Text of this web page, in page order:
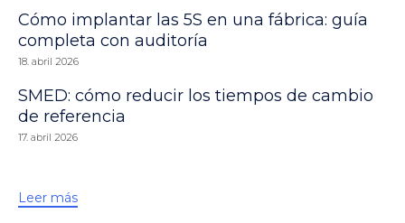
Cómo implantar las 5S en una fábrica: guía
completa con auditoría
18. abril 2026
SMED: cómo reducir los tiempos de cambio
de referencia
17. abril 2026
Leer más